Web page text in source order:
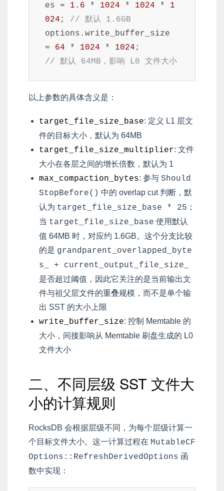
es = 1.6 * 1024 * 1024 * 1
024 ; // 默认 1.6GB
options.write_buffer_size
= 64 * 1024 * 1024
// 默认 64MB，影响 L0 文件大小
以上参数的具体含义是：
target_file_size_base: 定义 L1 层文
件的目标大小，默认为 64MB
target_file_size_multiplier: 文件
大小在各层之间的增长倍数，默认为 1
max_compaction_bytes: 参与 Should
StopBefore() 中的 overlap cut 判断，默
认为 target_file_size_base * 25 ；
当 target_file_size_base 使用默认
值 64MB 时，对应约 1.6GB。这个分支比较
的是 grandparent_overlapped_byte
s_ + current_output_file_size_
是否超过阈值，因此它关注的是当前输出文
件与祖父层文件的重叠规模，而不是单个输
出 SST 的大小上限
write_buffer_size: 控制 Memtable 的
大小，间接影响从 Memtable 刷盘生成的 L0
文件大小
二、不同层级 SST 文件大
小的计算规则
RocksDB 会根据层级不同，为每个层级计算一
个目标文件大小。这一计算过程在 MutableCF
Options::RefreshDerivedOptions 函
数中实现：